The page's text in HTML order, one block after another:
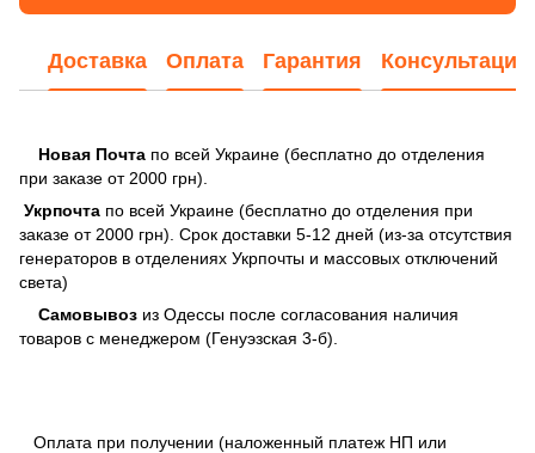
Доставка Оплата Гарантия Консультация
Новая Почта по всей Украине (бесплатно до отделения
при заказе от 2000 грн).
Укрпочта по всей Украине (бесплатно до отделения при
заказе от 2000 грн). Срок доставки 5-12 дней (из-за отсутствия
генераторов в отделениях Укрпочты и массовых отключений
света)
Самовывоз из Одессы после согласования наличия
товаров с менеджером (Генуэзская 3-б).
Оплата при получении (наложенный платеж НП или